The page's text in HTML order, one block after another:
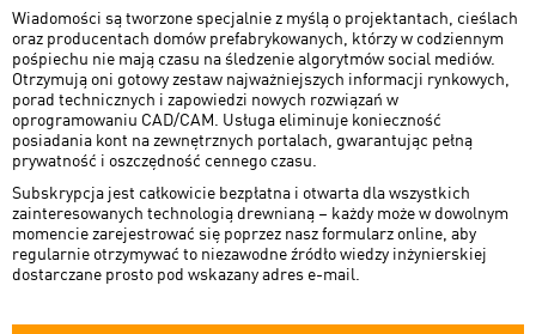
Nowości Dietrich's
Wymagania sprzętowe
Wiadomości są tworzone specjalnie z myślą o projektantach, cieślach
oraz producentach domów prefabrykowanych, którzy w codziennym
pośpiechu nie mają czasu na śledzenie algorytmów social mediów.
Otrzymują oni gotowy zestaw najważniejszych informacji rynkowych,
porad technicznych i zapowiedzi nowych rozwiązań w
oprogramowaniu CAD/CAM. Usługa eliminuje konieczność
posiadania kont na zewnętrznych portalach, gwarantując pełną
prywatność i oszczędność cennego czasu.
Subskrypcja jest całkowicie bezpłatna i otwarta dla wszystkich
zainteresowanych technologią drewnianą – każdy może w dowolnym
momencie zarejestrować się poprzez nasz formularz online, aby
regularnie otrzymywać to niezawodne źródło wiedzy inżynierskiej
dostarczane prosto pod wskazany adres e-mail.